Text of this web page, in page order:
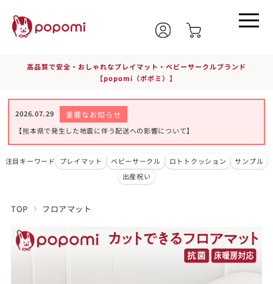
高品質で安全・おしゃれなプレイマット・ベビーサークルブランド
【popomi（ポポミ）】
2026.07.29 重要なお知らせ
【熊本県で発生した地震に伴う配送への影響について】
注目キーワード プレイマット ベビーサークル ロトトクッション
サンプル
出産祝い
TOP フロアマット